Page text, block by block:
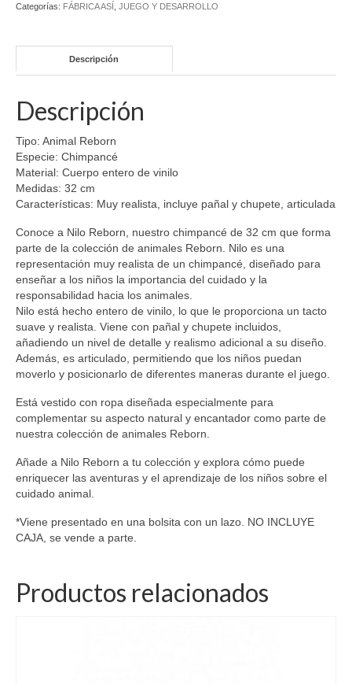
Categorías: FÁBRICA ASÍ JUEGO Y DESARROLLO
Descripción
Descripción
Tipo: Animal Reborn
Especie: Chimpancé
Material: Cuerpo entero de vinilo
Medidas: 32 cm
Características: Muy realista, incluye pañal y chupete, articulada
Conoce a Nilo Reborn, nuestro chimpancé de 32 cm que forma
parte de la colección de animales Reborn. Nilo es una
representación muy realista de un chimpancé, diseñado para
enseñar a los niños la importancia del cuidado y la
responsabilidad hacia los animales.
Nilo está hecho entero de vinilo, lo que le proporciona un tacto
suave y realista. Viene con pañal y chupete incluidos,
añadiendo un nivel de detalle y realismo adicional a su diseño.
Además, es articulado, permitiendo que los niños puedan
moverlo y posicionarlo de diferentes maneras durante el juego.
Está vestido con ropa diseñada especialmente para
complementar su aspecto natural y encantador como parte de
nuestra colección de animales Reborn.
Añade a Nilo Reborn a tu colección y explora cómo puede
enriquecer las aventuras y el aprendizaje de los niños sobre el
cuidado animal.
*Viene presentado en una bolsita con un lazo. NO INCLUYE
CAJA, se vende a parte.
Productos relacionados